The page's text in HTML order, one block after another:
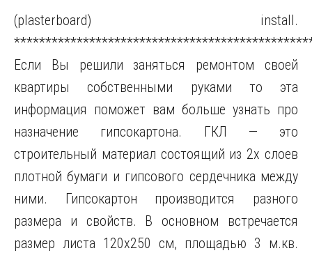
(plasterboard) install.
Если Вы решили заняться ремонтом своей
квартиры собственными руками то эта
информация поможет вам больше узнать про
назначение гипсокартона. ГКЛ — это
строительный материал состоящий из 2х слоев
плотной бумаги и гипсового сердечника между
ними. Гипсокартон производится разного
размера и свойств. В основном встречается
размер листа 120х250 см, площадью 3 м.кв.